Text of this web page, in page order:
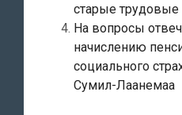
старые
На вопросы
начислению
социального
Сумил-Лаанемаа